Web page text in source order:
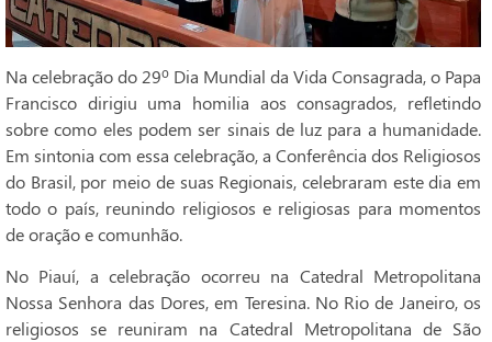
Na celebração do 29º Dia Mundial da Vida Consagrada, o Papa
Francisco dirigiu uma homilia aos consagrados, refletindo
sobre como eles podem ser sinais de luz para a humanidade.
Em sintonia com essa celebração, a Conferência dos Religiosos
do Brasil, por meio de suas Regionais, celebraram este dia em
todo o país, reunindo religiosos e religiosas para momentos
de oração e comunhão.
No Piauí, a celebração ocorreu na Catedral Metropolitana
Nossa Senhora das Dores, em Teresina. No Rio de Janeiro, os
religiosos se reuniram na Catedral Metropolitana de São